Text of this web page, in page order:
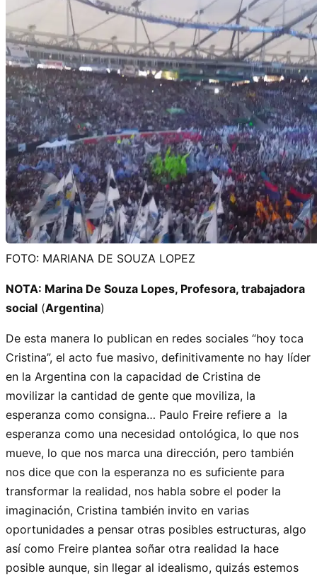
FOTO: MARIANA DE SOUZA LOPEZ
NOTA: Marina De Souza Lopes, Profesora, trabajadora
social (Argentina)
De esta manera lo publican en redes sociales “hoy toca
Cristina”, el acto fue masivo, definitivamente no hay líder
en la Argentina con la capacidad de Cristina de
movilizar la cantidad de gente que moviliza, la
esperanza como consigna… Paulo Freire refiere a la
esperanza como una necesidad ontológica, lo que nos
mueve, lo que nos marca una dirección, pero también
nos dice que con la esperanza no es suficiente para
transformar la realidad, nos habla sobre el poder la
imaginación, Cristina también invito en varias
oportunidades a pensar otras posibles estructuras, algo
así como Freire plantea soñar otra realidad la hace
posible aunque, sin llegar al idealismo, quizás estemos